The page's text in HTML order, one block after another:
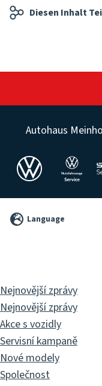
Diesen Inhalt
Autohaus
2026 Language
Nejnovější zprávy
Nejnovější zprávy
Akce s vozidly
Servisní kampaně
Nové modely
Společnost